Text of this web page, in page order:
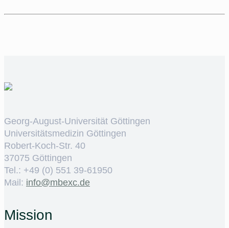
Georg-August-Universität Göttingen
Universitätsmedizin Göttingen
Robert-Koch-Str. 40
37075 Göttingen
Tel.: +49 (0) 551 39-61950
Mail: ed.cxebm@ofni
Mission